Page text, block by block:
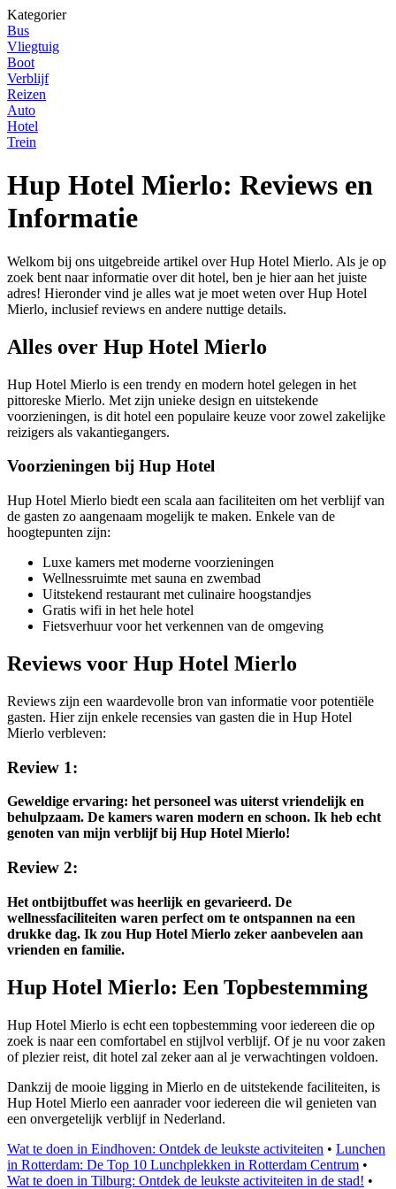
Kategorier
Bus
Vliegtuig
Boot
Verblijf
Reizen
Auto
Hotel
Trein
Hup Hotel Mierlo: Reviews en
Informatie
Welkom bij ons uitgebreide artikel over Hup Hotel Mierlo. Als je op
zoek bent naar informatie over dit hotel, ben je hier aan het juiste
adres! Hieronder vind je alles wat je moet weten over Hup Hotel
Mierlo, inclusief reviews en andere nuttige details.
Alles over Hup Hotel Mierlo
Hup Hotel Mierlo is een trendy en modern hotel gelegen in het
pittoreske Mierlo. Met zijn unieke design en uitstekende
voorzieningen, is dit hotel een populaire keuze voor zowel zakelijke
reizigers als vakantiegangers.
Voorzieningen bij Hup Hotel
Hup Hotel Mierlo biedt een scala aan faciliteiten om het verblijf van
de gasten zo aangenaam mogelijk te maken. Enkele van de
hoogtepunten zijn:
Luxe kamers met moderne voorzieningen
Wellnessruimte met sauna en zwembad
Uitstekend restaurant met culinaire hoogstandjes
Gratis wifi in het hele hotel
Fietsverhuur voor het verkennen van de omgeving
Reviews voor Hup Hotel Mierlo
Reviews zijn een waardevolle bron van informatie voor potentiële
gasten. Hier zijn enkele recensies van gasten die in Hup Hotel
Mierlo verbleven:
Review 1:
Geweldige ervaring: het personeel was uiterst vriendelijk en
behulpzaam. De kamers waren modern en schoon. Ik heb echt
genoten van mijn verblijf bij Hup Hotel Mierlo!
Review 2:
Het ontbijtbuffet was heerlijk en gevarieerd. De
wellnessfaciliteiten waren perfect om te ontspannen na een
drukke dag. Ik zou Hup Hotel Mierlo zeker aanbevelen aan
vrienden en familie.
Hup Hotel Mierlo: Een Topbestemming
Hup Hotel Mierlo is echt een topbestemming voor iedereen die op
zoek is naar een comfortabel en stijlvol verblijf. Of je nu voor zaken
of plezier reist, dit hotel zal zeker aan al je verwachtingen voldoen.
Dankzij de mooie ligging in Mierlo en de uitstekende faciliteiten, is
Hup Hotel Mierlo een aanrader voor iedereen die wil genieten van
een onvergetelijk verblijf in Nederland.
Wat te doen in Eindhoven: Ontdek de leukste activiteiten • Lunchen
in Rotterdam: De Top 10 Lunchplekken in Rotterdam Centrum •
Wat te doen in Tilburg: Ontdek de leukste activiteiten in de stad! •